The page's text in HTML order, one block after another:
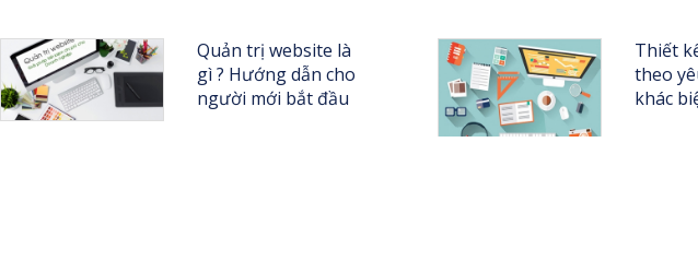
Quản trị website là
gì ? Hướng dẫn cho
người mới bắt đầu
Thiết
theo
khác